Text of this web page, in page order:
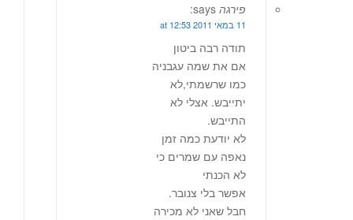
פירגה says:
11 במאי 2011 at 12:53
תודה רבה ביטון
אם את שמה עגבניה
כמו שרשמתי,לא
יתייבש. אצלי לא
התייבש.
לא יודעת כמה זמן
נאפה עם שמרים כי
לא הכנתי
אפשר בלי צנובר.
חבל שאני לא מכירה